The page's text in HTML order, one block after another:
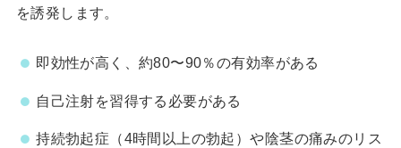
を誘発します。
即効性が高く、約80〜90％の有効率がある
自己注射を習得する必要がある
持続勃起症（4時間以上の勃起）や陰茎の痛みのリス